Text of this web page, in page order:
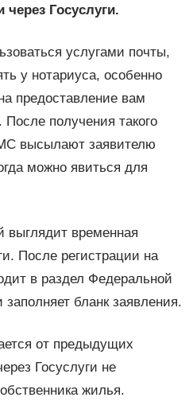
Госуслуги.
услугами почты,
у нотариуса, особенно
предоставление вам
получения такого
высылают заявителю
можно явиться для
выглядит временная
После регистрации на
в раздел Федеральной
бланк заявления.
от предыдущих
Госуслуги не
жилья.